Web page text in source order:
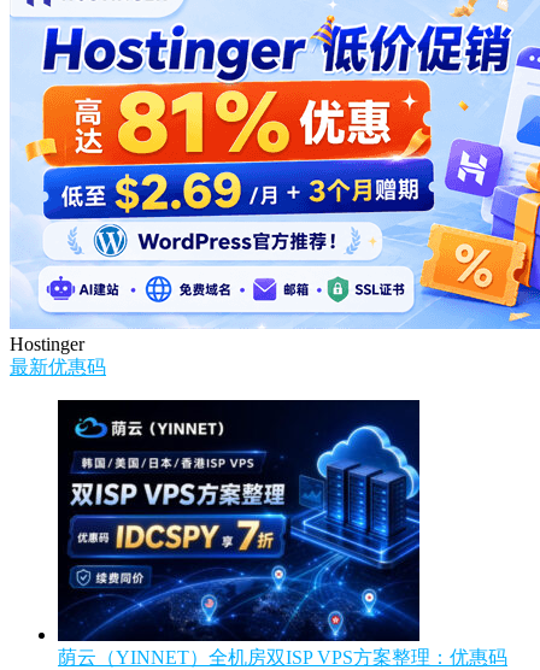
Hostinger
最新优惠码
荫云（YINNET）全机房双ISP VPS方案整理：优惠码